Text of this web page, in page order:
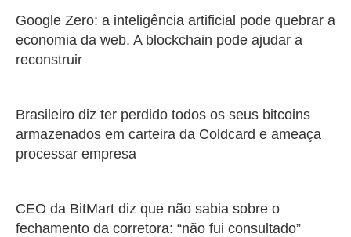
Google Zero: a inteligência artificial pode quebrar a
economia da web. A blockchain pode ajudar a
reconstruir
Brasileiro diz ter perdido todos os seus bitcoins
armazenados em carteira da Coldcard e ameaça
processar empresa
CEO da BitMart diz que não sabia sobre o
fechamento da corretora: “não fui consultado”